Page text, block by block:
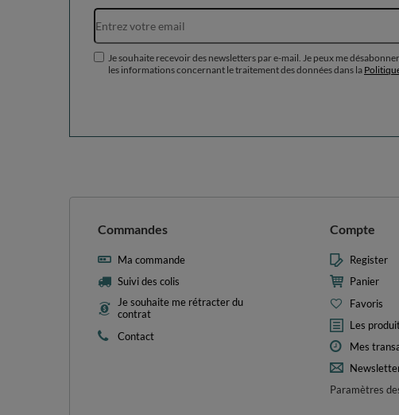
Je souhaite recevoir des newsletters par e-mail. Je peux me
les informations concernant le traitement des données dans la
Commandes
Ma commande
Suivi des colis
Je souhaite me rétracter du
contrat
Contact
Compte
Register
Panier
Favoris
Les
Mes
Paramètres